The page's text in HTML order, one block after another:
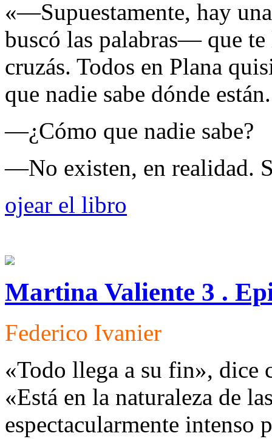
«—Supuestamente, hay
buscó las palabras— que te
cruzás. Todos en Plana
que nadie sabe dónde están.
—¿Cómo que nadie sabe?
—No existen, en realidad.
ojear el libro
Martina Valiente 3 .
Federico Ivanier
«Todo llega a su fin», dice
«Está en la naturaleza de
espectacularmente